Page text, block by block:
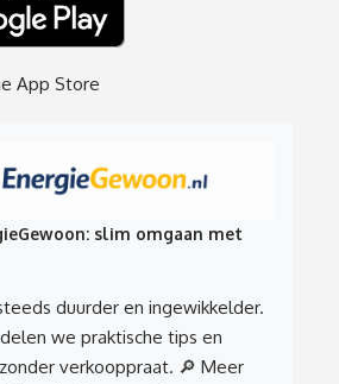
slim omgaan met
duurder en ingewikkelder.
we praktische tips en
verkooppraat. 🔎 Meer